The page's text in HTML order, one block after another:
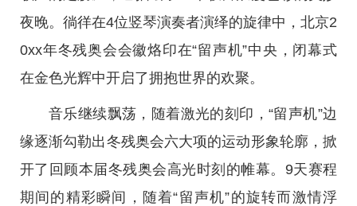
夜晚。徜徉在4位竖琴演奏者演绎的旋律中，北京2
0xx年冬残奥会会徽烙印在“留声机”中央，闭幕式
在金色光辉中开启了拥抱世界的欢聚。
音乐继续飘荡，随着激光的刻印，“留声机”边
缘逐渐勾勒出冬残奥会六大项的运动形象轮廓，掀
开了回顾本届冬残奥会高光时刻的帷幕。9天赛程
期间的精彩瞬间，随着“留声机”的旋转而激情浮